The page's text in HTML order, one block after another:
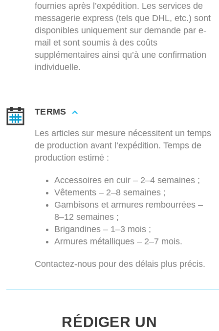
fournies après l’expédition. Les services de
messagerie express (tels que DHL, etc.) sont
disponibles uniquement sur demande par e-
mail et sont soumis à des coûts
supplémentaires ainsi qu’à une confirmation
individuelle.
TERMS
Les articles sur mesure nécessitent un temps
de production avant l’expédition. Temps de
production estimé :
Accessoires en cuir – 2–4 semaines ;
Vêtements – 2–8 semaines ;
Gambisons et armures rembourrées –
8–12 semaines ;
Brigandines – 1–3 mois ;
Armures métalliques – 2–7 mois.
Contactez-nous pour des délais plus précis.
RÉDIGER UN